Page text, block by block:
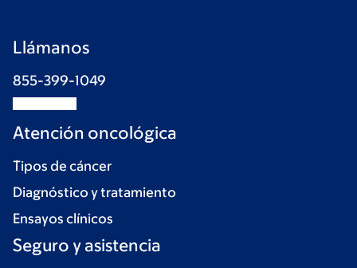
Llámanos
855-399-1049
Atención oncológica
Tipos de cáncer
Diagnóstico y tratamiento
Ensayos clínicos
Seguro y asistencia